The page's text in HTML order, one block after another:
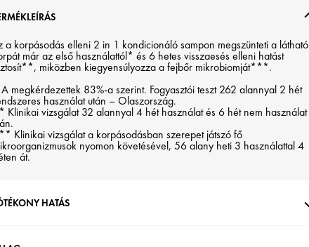
a korpásodás elleni 2 in 1 kondicionáló sampon megszünteti a látható
már az első használattól* és 6 hetes visszaesés elleni hatást
miközben kiegyensúlyozza a fejbőr mikrobiomját***.
megkérdezettek 83%-a szerint. Fogyasztói teszt 262 alannyal 2 hét
használat után – Olaszország.
Klinikai vizsgálat 32 alannyal 4 hét használat és 6 hét nem használat
Klinikai vizsgálat a korpásodásban szerepet játszó fő
nyomon követésével, 56 alany heti 3 használattal 4
át.
HATÁS